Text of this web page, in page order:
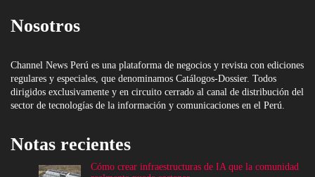
Nosotros
Channel News Perú es una plataforma de negocios y revista con ediciones
regulares y especiales, que denominamos Catálogos-Dossier. Todos
dirigidos exclusivamente y en circuito cerrado al canal de distribución del
sector de tecnologías de la información y comunicaciones en el Perú.
Notas recientes
Cómo crear infraestructuras de IA que la comunidad